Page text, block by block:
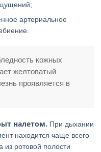
артериальное
кожных
желтоватый
проявляется в
налетом. При дыхании
находится чаще всего
из ротовой полости